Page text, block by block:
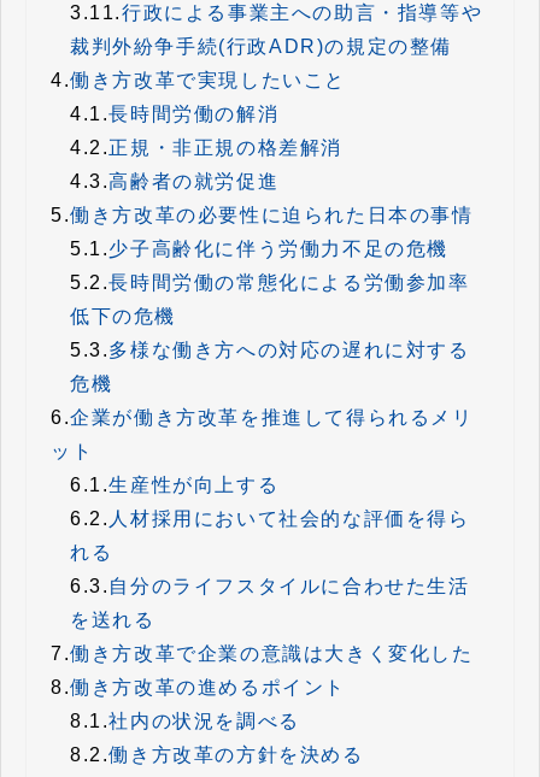
3.11.行政による事業主への助言・指導等や
裁判外紛争手続(行政ADR)の規定の整備
4.働き方改革で実現したいこと
4.1.長時間労働の解消
4.2.正規・非正規の格差解消
4.3.高齢者の就労促進
5.働き方改革の必要性に迫られた日本の事情
5.1.少子高齢化に伴う労働力不足の危機
5.2.長時間労働の常態化による労働参加率
低下の危機
5.3.多様な働き方への対応の遅れに対する
危機
6.企業が働き方改革を推進して得られるメリ
ット
6.1.生産性が向上する
6.2. 人材採用において社会的な評価を得ら
れる
6.3. 自分のライフスタイルに合わせた生活
を送れる
7.働き方改革で企業の意識は大きく変化した
8.働き方改革の進めるポイント
8.1.社内の状況を調べる
8.2.働き方改革の方針を決める